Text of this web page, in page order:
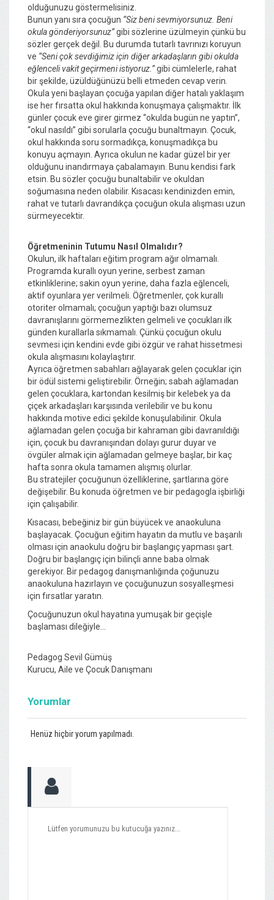
olduğunuzu göstermelisiniz.
Bunun yanı sıra çocuğun “Siz beni sevmiyorsunuz. Beni
okula gönderiyorsunuz”gibi sözlerine üzülmeyin çünkü bu
sözler gerçek değil. Bu durumda tutarlı tavrınızı koruyun
ve “Seni çok sevdiğimiz için diğer arkadaşların gibi okulda
eğlenceli vakit geçirmeni istiyoruz.”gibi cümlelerle, rahat
bir şekilde, üzüldüğünüzü belli etmeden cevap verin.
Okula yeni başlayan çocuğa yapılan diğer hatalı yaklaşım
ise her fırsatta okul hakkında konuşmaya çalışmaktır. İlk
günler çocuk eve girer girmez “okulda bugün ne yaptın”,
“okul nasıldı” gibi sorularla çocuğu bunaltmayın. Çocuk,
okul hakkında soru sormadıkça, konuşmadıkça bu
konuyu açmayın. Ayrıca okulun ne kadar güzel bir yer
olduğunu inandırmaya çabalamayın. Bunu kendisi fark
etsin. Bu sözler çocuğu bunaltabilir ve okuldan
soğumasına neden olabilir. Kısacası kendinizden emin,
rahat ve tutarlı davrandıkça çocuğun okula alışması uzun
sürmeyecektir.
Öğretmeninin Tutumu Nasıl Olmalıdır?
Okulun, ilk haftaları eğitim program ağır olmamalı.
Programda kurallı oyun yerine, serbest zaman
etkinliklerine; sakin oyun yerine, daha fazla eğlenceli,
aktif oyunlara yer verilmeli. Öğretmenler, çok kurallı
otoriter olmamalı; çocuğun yaptığı bazı olumsuz
davranışlarını görmemezlikten gelmeli ve çocukları ilk
günden kurallarla sıkmamalı. Çünkü çocuğun okulu
sevmesi için kendini evde gibi özgür ve rahat hissetmesi
okula alışmasını kolaylaştırır.
Ayrıca öğretmen sabahları ağlayarak gelen çocuklar için
bir ödül sistemi geliştirebilir. Örneğin; sabah ağlamadan
gelen çocuklara, kartondan kesilmiş bir kelebek ya da
çiçek arkadaşları karşısında verilebilir ve bu konu
hakkında motive edici şekilde konuşulabilinir. Okula
ağlamadan gelen çocuğa bir kahraman gibi davranıldığı
için, çocuk bu davranışından dolayı gurur duyar ve
övgüler almak için ağlamadan gelmeye başlar, bir kaç
hafta sonra okula tamamen alışmış olurlar.
Bu stratejiler çocuğunun özelliklerine, şartlarına göre
değişebilir. Bu konuda öğretmen ve bir pedagogla işbirliği
için çalışabilir.
Kısacası, bebeğiniz bir gün büyücek ve anaokuluna
başlayacak. Çocuğun eğitim hayatın da mutlu ve başarılı
olması için anaokulu doğru bir başlangıç yapması şart.
Doğru bir başlangıç için bilinçli anne baba olmak
gerekiyor. Bir pedagog danışmanlığında çoğunuzu
anaokuluna hazırlayın ve çocuğunuzun sosyalleşmesi
için fırsatlar yaratın.
Çocuğunuzun okul hayatına yumuşak bir geçişle
başlaması dileğiyle…
Pedagog Sevil Gümüş
Kurucu, Aile ve Çocuk Danışmanı
Yorumlar
Henüz hiçbir yorum yapılmadı.